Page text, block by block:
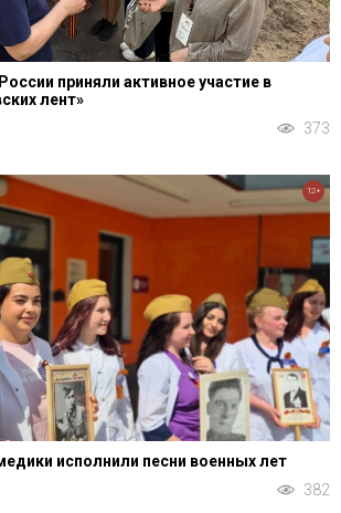
приняли активное участие в
лент»
373
исполнили песни военных лет
382
12+